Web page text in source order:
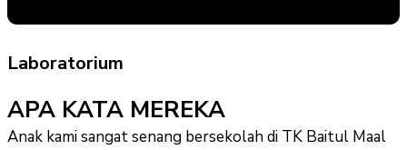
Laboratorium
APA KATA MEREKA
Anak kami sangat senang bersekolah di TK Baitul Maal